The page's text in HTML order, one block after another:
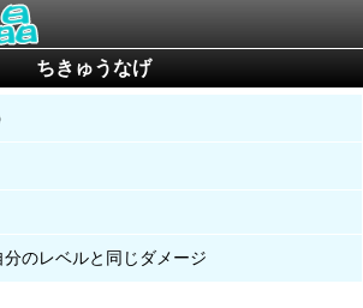
ちきゅうなげ
分のレベルと同じダメージ